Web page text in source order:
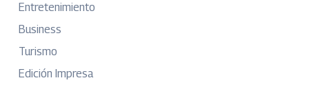
Entretenimiento
Business
Turismo
Edición Impresa